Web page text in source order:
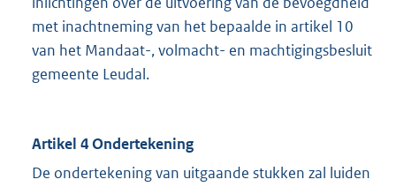
met inachtneming van het bepaalde in artikel 10
van het Mandaat-, volmacht- en machtigingsbesluit
gemeente Leudal.
Artikel 4Ondertekening
De ondertekening van uitgaande stukken zal luiden